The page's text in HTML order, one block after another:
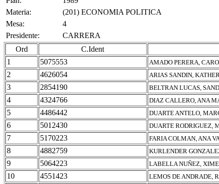
Materia:
(201) ECONOMIA POLITICA
Mesa:
4
Presidente:
CARRERA
Ord
C.Ident
1
5075553 AMADO PERERA,
2 4626054 ARIAS SANDIN,
3 2854190 BELTRAN LUCAS,
4 4324766 DIAZ CALLERO, ANA
5 4486442 DUARTE ANTELO,
6 5012430 DUARTE RODRIGUEZ,
7 5170223 FARIA COLMAN, ANA
8 4882759 KURLENDER
9 5064223 LABELLA NUÑEZ,
10 4551423 LEMOS DE ANDRADE,